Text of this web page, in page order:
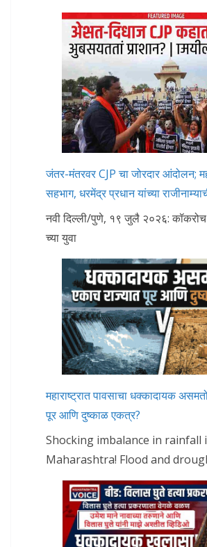
जंतर-मंतरवर CJP चा जोरदार आंदोलन;
सहभाग, धरमेंद्र प्रधान यांच्या
नवी दिल्ली/पुणे, १९ जुलै २०२६: कॉकरोच
च्या युवा
महाराष्ट्रात पावसाचा धक्कादायक
पूर आणि दुष्काळ एकत्र?
Shocking imbalance in rainfall
Maharashtra! Flood and